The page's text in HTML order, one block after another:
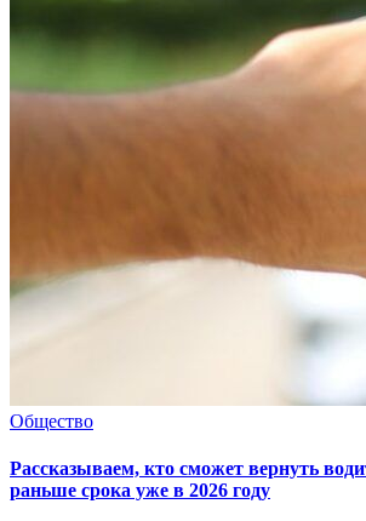
Общество
Рассказываем, кто сможет вернуть
раньше срока уже в 2026 году